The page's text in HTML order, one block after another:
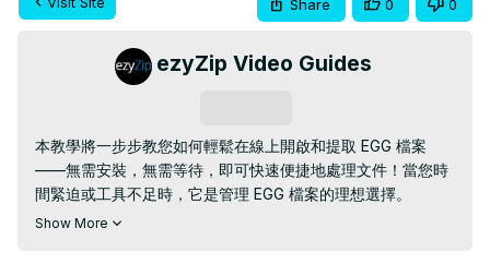
Share 0 0
ezyZip Video Guides
本教學將一步步教您如何輕鬆在線上開啟和提取 EGG 檔案
——無需安裝，無需等待，即可快速便捷地處理文件！當您時
間緊迫或工具不足時，它是管理 EGG 檔案的理想選擇。
Show More